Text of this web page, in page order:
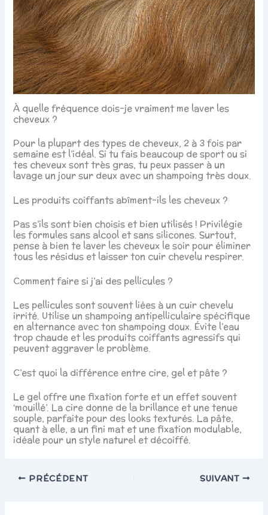
À quelle fréquence dois-je vraiment me laver les
cheveux ?
Pour la plupart des types de cheveux, 2 à 3 fois par
semaine est l’idéal. Si tu fais beaucoup de sport ou si
tes cheveux sont très gras, tu peux passer à un
lavage un jour sur deux avec un shampoing très doux.
Les produits coiffants abîment-ils les cheveux ?
Pas s’ils sont bien choisis et bien utilisés ! Privilégie
les formules sans alcool et sans silicones. Surtout,
pense à bien te laver les cheveux le soir pour éliminer
tous les résidus et laisser ton cuir chevelu respirer.
Comment faire si j’ai des pellicules ?
Les pellicules sont souvent liées à un cuir chevelu
irrité. Utilise un shampoing antipelliculaire spécifique
en alternance avec ton shampoing doux. Évite l’eau
trop chaude et les produits coiffants agressifs qui
peuvent aggraver le problème.
C’est quoi la différence entre cire, gel et pâte ?
Le gel offre une fixation forte et un effet souvent
‘mouillé’. La cire donne de la brillance et une tenue
souple, parfaite pour des looks texturés. La pâte,
quant à elle, a un fini mat et une fixation modulable,
idéale pour un style naturel et décoiffé.
PRÉCÉDENT SUIVANT